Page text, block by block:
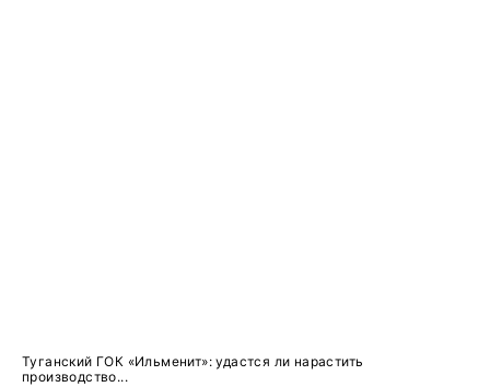
Туганский ГОК «Ильменит»: удастся ли нарастить
производство...